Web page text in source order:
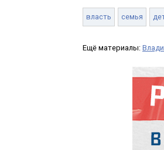
власть семья
Ещё материалы: